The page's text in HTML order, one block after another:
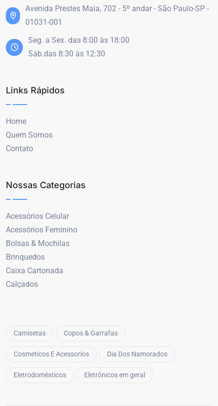
Avenida Prestes Maia, 702 - 5º andar - São Paulo-SP -
01031-001
Seg. a Sex. das 8:00 às 18:00
Sáb.das 8:30 às 12:30
Links Rápidos
Home
Quem Somos
Contato
Nossas Categorias
Acessórios Celular
Acessórios Feminino
Bolsas & Mochilas
Brinquedos
Caixa Cartonada
Calçados
Camisetas Copos & Garrafas
Cosmeticos E Acessorios Dia Dos Namorados
Eletrodomésticos Eletrônicos em geral